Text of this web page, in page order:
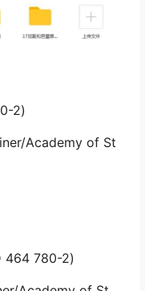
2)
Academy of St
464 780-2)